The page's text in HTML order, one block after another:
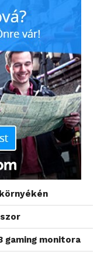
meghívására az
tartotta franciául
az URAL-2
az URAL-
állítják az
gaming monitora